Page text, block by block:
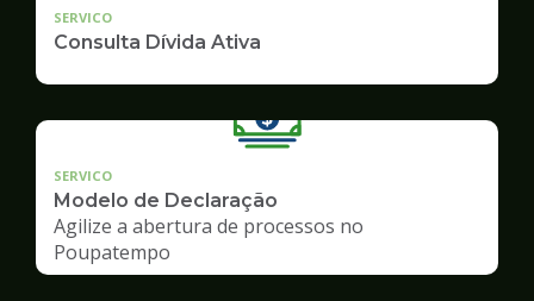
SERVICO
Consulta Dívida Ativa
SERVICO
Modelo de Declaração
Agilize a abertura de processos no
Poupatempo